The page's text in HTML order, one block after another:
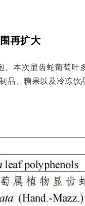
再扩大
本次显齿蛇葡萄叶
品、糖果以及冷冻饮